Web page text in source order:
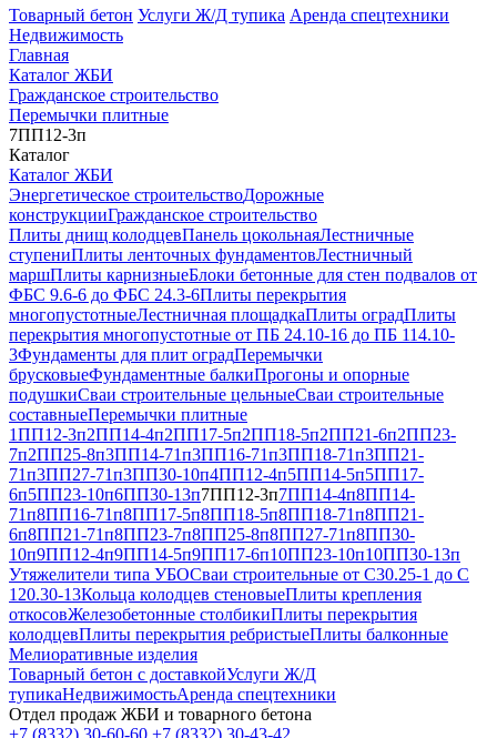
Товарный бетон Услуги Ж/Д тупика Аренда спецтехники
Недвижимость
Главная
Каталог ЖБИ
Гражданское строительство
Перемычки плитные
7ПП12-3п
Каталог
Каталог ЖБИ
Энергетическое строительствоДорожные
конструкцииГражданское строительство
Плиты днищ колодцевПанель цокольнаяЛестничные
ступениПлиты ленточных фундаментовЛестничный
маршПлиты карнизныеБлоки бетонные для стен подвалов от
ФБС 9.6-6 до ФБС 24.3-6Плиты перекрытия
многопустотныеЛестничная площадкаПлиты оградПлиты
перекрытия многопустотные от ПБ 24.10-16 до ПБ 114.10-
3Фундаменты для плит оградПеремычки
брусковыеФундаментные балкиПрогоны и опорные
подушкиСваи строительные цельныеСваи строительные
составныеПеремычки плитные
1ПП12-3п2ПП14-4п2ПП17-5п2ПП18-5п2ПП21-6п2ПП23-
7п2ПП25-8п3ПП14-71п3ПП16-71п3ПП18-71п3ПП21-
71п3ПП27-71п3ПП30-10п4ПП12-4п5ПП14-5п5ПП17-
6п5ПП23-10п6ПП30-13п7ПП12-3п7ПП14-4п8ПП14-
71п8ПП16-71п8ПП17-5п8ПП18-5п8ПП18-71п8ПП21-
6п8ПП21-71п8ПП23-7п8ПП25-8п8ПП27-71п8ПП30-
10п9ПП12-4п9ПП14-5п9ПП17-6п10ПП23-10п10ПП30-13п
Утяжелители типа УБОСваи строительные от С30.25-1 до С
120.30-13Кольца колодцев стеновыеПлиты крепления
откосовЖелезобетонные столбикиПлиты перекрытия
колодцевПлиты перекрытия ребристыеПлиты балконные
Мелиоративные изделия
Товарный бетон с доставкойУслуги Ж/Д
тупикаНедвижимостьАренда спецтехники
Отдел продаж ЖБИ и товарного бетона